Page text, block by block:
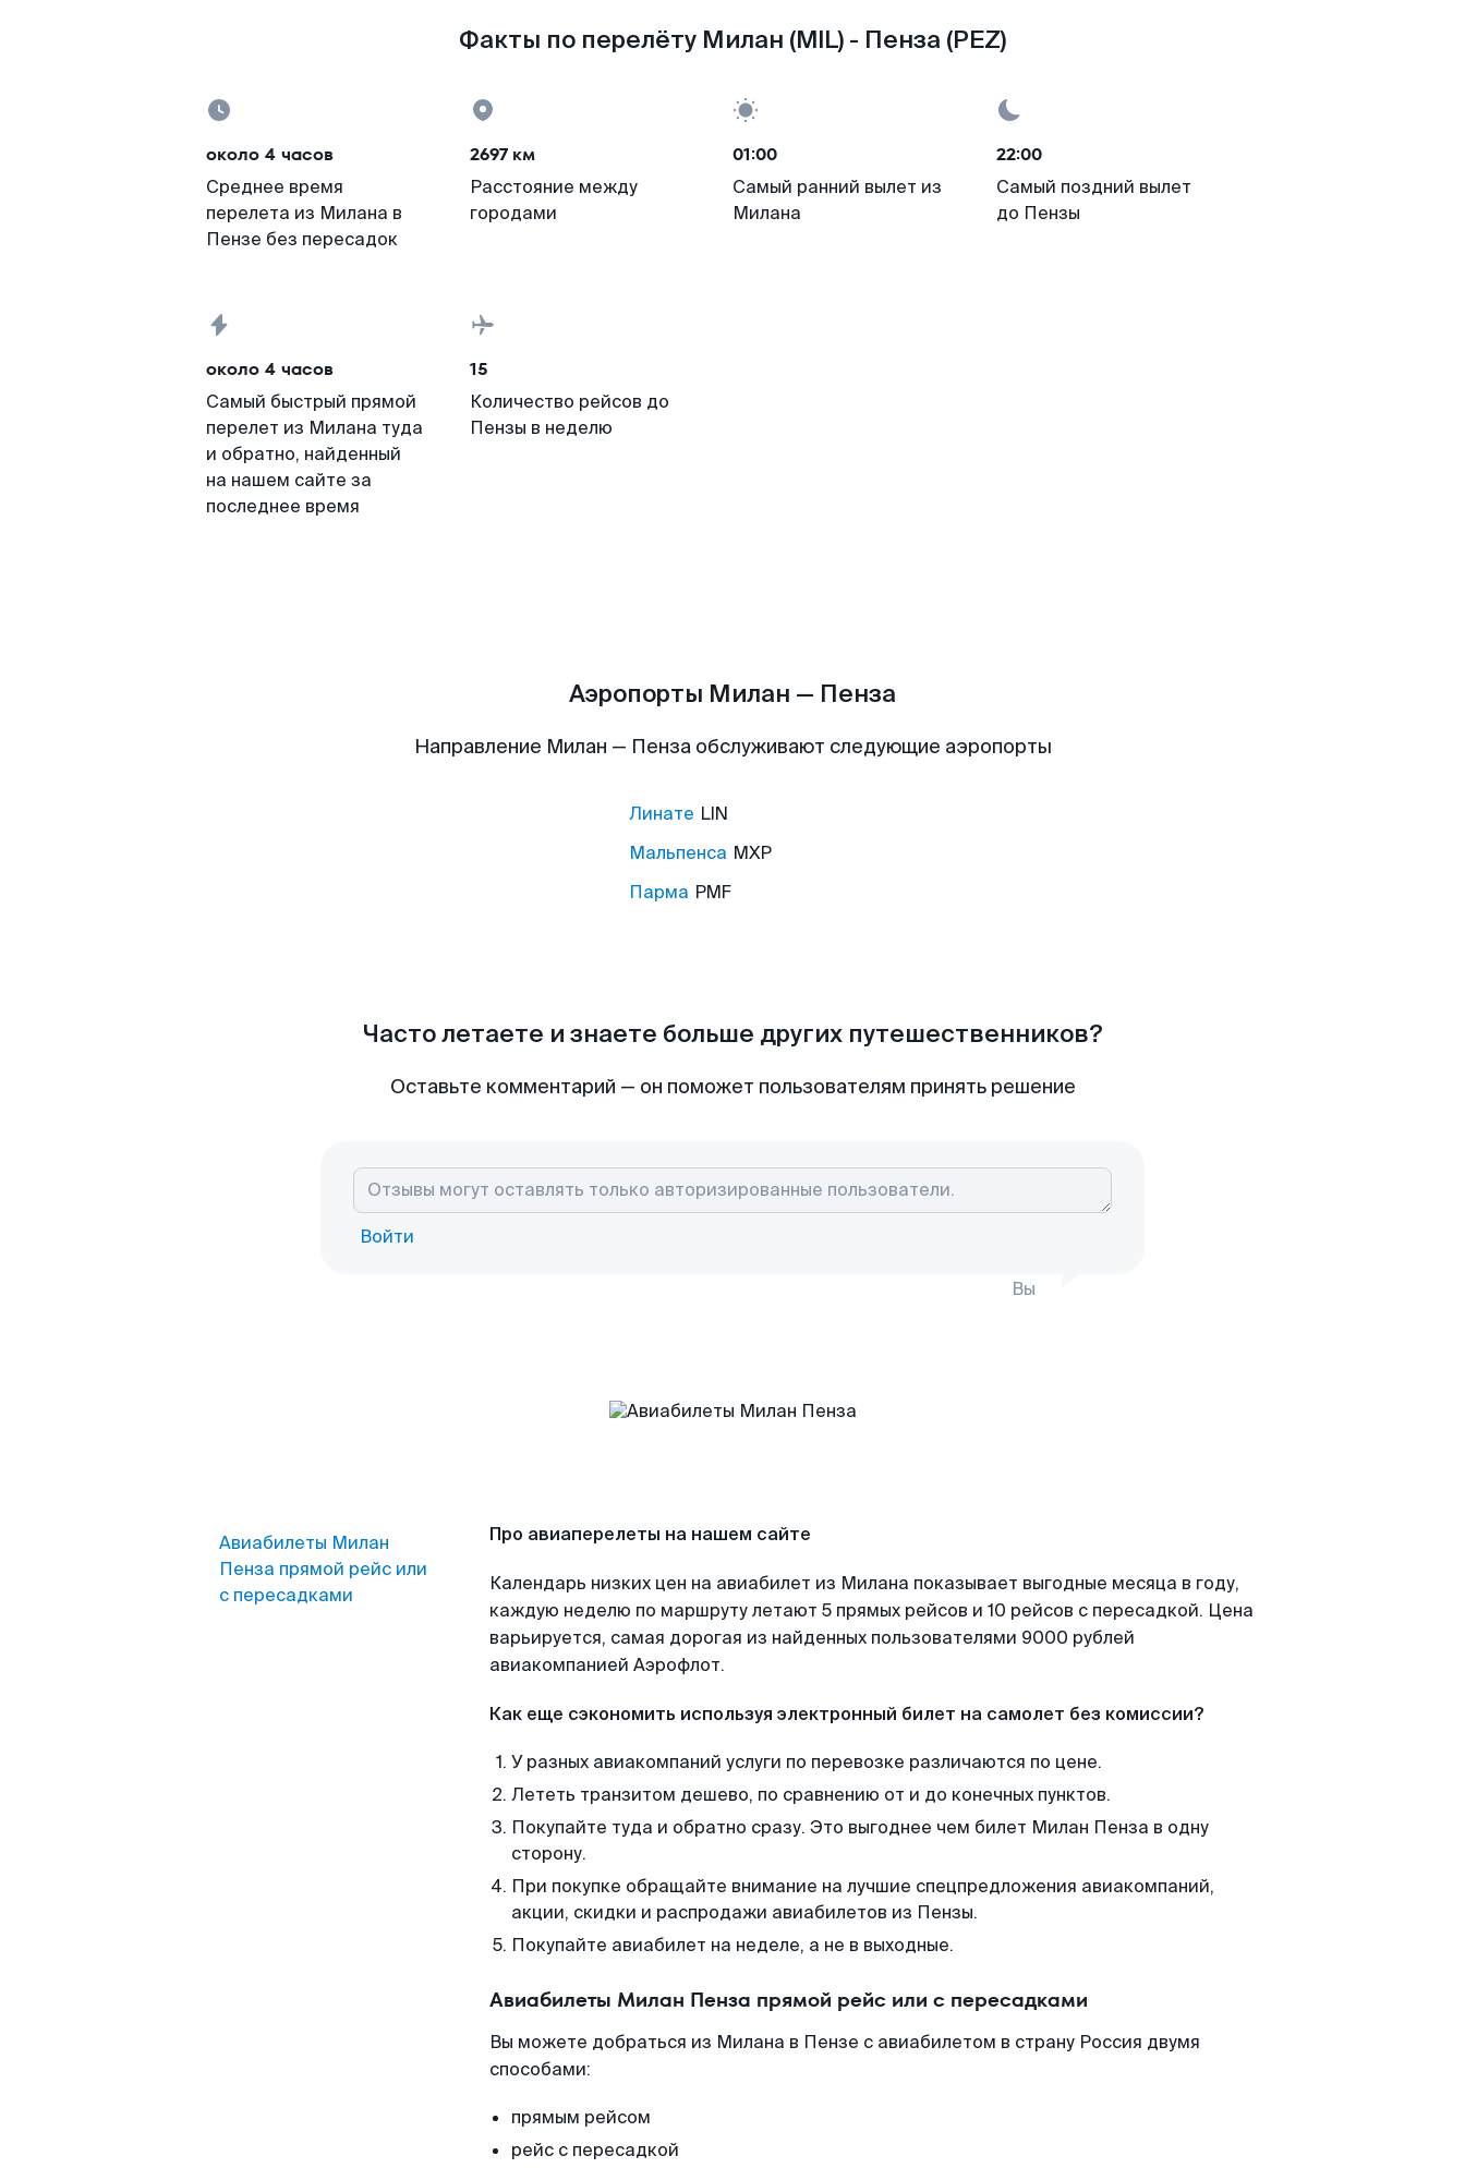
Факты по перелёту Милан (MIL) - Пенза (PEZ)
около 4 часов
Среднее время
перелета из Милана в
Пензе без пересадок
2697 км
Расстояние между
городами
01:00
Самый ранний вылет из
Милана
22:00
Самый поздний вылет
до Пензы
около 4 часов
Самый быстрый прямой
перелет из Милана туда
и обратно, найденный
на нашем сайте за
последнее время
15
Количество рейсов до
Пензы в неделю
Аэропорты Милан — Пенза
Направление Милан — Пенза обслуживают следующие аэропорты
Линате LIN
Мальпенса MXP
Парма PMF
Часто летаете и знаете больше других путешественников?
Оставьте комментарий — он поможет пользователям принять решение
Войти
Вы
Авиабилеты Милан
Пенза прямой рейс или
с пересадками
Про авиаперелеты на нашем сайте
Календарь низких цен на авиабилет из Милана показывает выгодные месяца в году,
каждую неделю по маршруту летают 5 прямых рейсов и 10 рейсов с пересадкой. Цена
варьируется, самая дорогая из найденных пользователями 9000 рублей
авиакомпанией Аэрофлот.
Как еще сэкономить используя электронный билет на самолет без комиссии?
У разных авиакомпаний услуги по перевозке различаются по цене.
Лететь транзитом дешево, по сравнению от и до конечных пунктов.
Покупайте туда и обратно сразу. Это выгоднее чем билет Милан Пенза в одну
сторону.
При покупке обращайте внимание на лучшие спецпредложения авиакомпаний,
акции, скидки и распродажи авиабилетов из Пензы.
Покупайте авиабилет на неделе, а не в выходные.
Авиабилеты Милан Пенза прямой рейс или с пересадками
Вы можете добраться из Милана в Пензе с авиабилетом в страну Россия двумя
способами:
прямым рейсом
рейс с пересадкой